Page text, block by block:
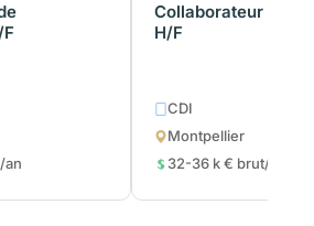
an
Collaborateur
H/F
CDI
Montpellier
32-36 k € brut/an